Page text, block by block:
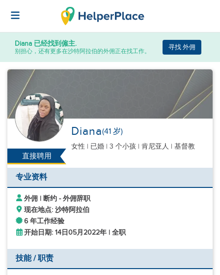
Diana 已经找到僱主.
别担心，还有更多在沙特阿拉伯的外佣正在找工作。
寻找 外佣
直接聘用
Diana(41 岁)
女性 | 已婚 | 3 个小孩 | 肯尼亚人 | 基督教
专业资料
外佣 | 断约 - 外佣辞职
现在地点: 沙特阿拉伯
6 年工作经验
开始日期: 14日05月2022年 | 全职
技能 / 职责